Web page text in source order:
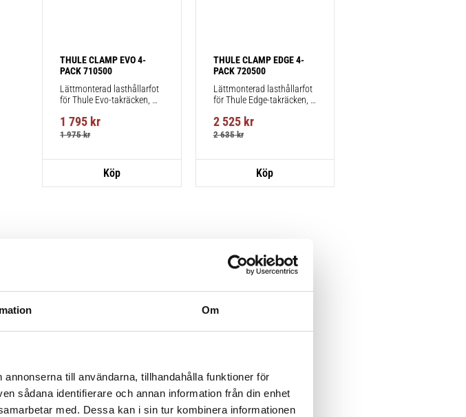
Om
till användarna, tillhandahålla funktioner för
sådana identifierare och annan information från din enhet
med. Dessa kan i sin tur kombinera informationen
THULE CLAMP EVO 4-
PACK 710500
Lättmonterad lasthållarfot
för Thule Evo-takräcken,
fästpunkter för takräcke
eller fabriksmonterade
1 795 kr
1 975kr
THULE CLAMP EDGE 4-
PACK 720500
Lättmonterad lasthållarfot
för Thule Edge-takräcken,
fästpunkter för takräcke
eller fabriksmonterade
2 525kr
2 635kr